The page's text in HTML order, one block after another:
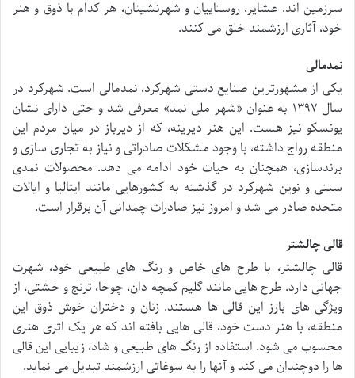
سرزمین اند. عشایر، روستاییان و شهرنشینان، هر کدام با ذوق و هنر
خود، آثاری ارزشمند خلق می کنند.
نمدمالی
یکی از مشهورترین صنایع دستی شهرکرد، نمدمالی است. شهرکرد در
سال ۱۳۹۷ به عنوان «شهر ملی نمد» معرفی شد و حتی دارای نشان
یونسکو نیز هست. این هنر دیرینه، که از دیرباز در میان مردم این
منطقه رواج داشته، با وجود مشکلات صادراتی و نیاز به تجاری سازی و
برندسازی، همچنان به حیات خود ادامه می دهد. محصولات نمدی
سنتی و نوین شهرکرد در گذشته به کشورهایی مانند ایتالیا و ایالات
متحده صادر می شد و امروز نیز صادرات چمدانی آن برقرار است.
قالی چالشتر
قالی چالشتر، با طرح های خاص و رنگ های طبیعی خود، شهرت
جهانی دارد. طرح هایی مانند گلیم کمچه دان، چوخا، ترنج و خشتی، از
ویژگی های بارز این قالی ها هستند. زنان و دختران خوش ذوق این
منطقه، با هنر دست خود، قالی هایی بافته اند که هر یک اثری هنری
محسوب می شود. استفاده از رنگ های طبیعی و شاد، زیبایی این قالی
ها را دوچندان می کند و آنها را به سوغاتی ارزشمند تبدیل می نماید.